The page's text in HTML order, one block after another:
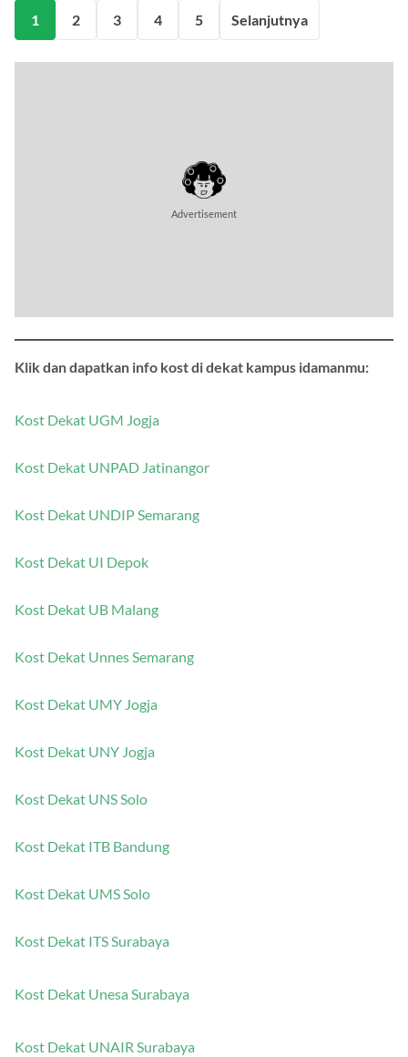
1 2 3 4 5 Selanjutnya
Advertisement
Klik dan dapatkan info kost di dekat kampus idamanmu:
Kost Dekat UGM Jogja
Kost Dekat UNPAD Jatinangor
Kost Dekat UNDIP Semarang
Kost Dekat UI Depok
Kost Dekat UB Malang
Kost Dekat Unnes Semarang
Kost Dekat UMY Jogja
Kost Dekat UNY Jogja
Kost Dekat UNS Solo
Kost Dekat ITB Bandung
Kost Dekat UMS Solo
Kost Dekat ITS Surabaya
Kost Dekat Unesa Surabaya
Kost Dekat UNAIR Surabaya